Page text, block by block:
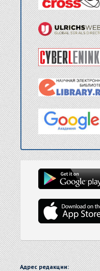
Адрес редакции: